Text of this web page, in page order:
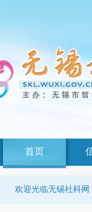
首页
欢迎光临无锡社科网